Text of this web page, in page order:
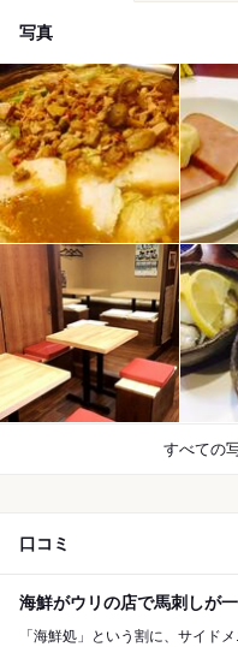
写真
すべての
口コミ
海鮮がウリの店で馬刺しが
「海鮮処」という割に、サイド